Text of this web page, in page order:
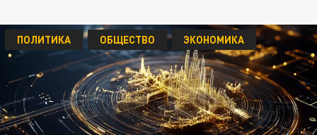
ПОЛИТИКА ОБЩЕСТВО ЭКОНОМИКА